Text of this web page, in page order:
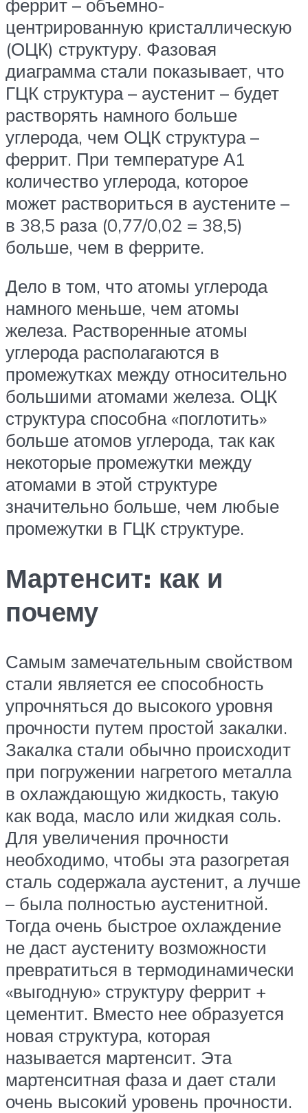
феррит – объемно-
центрированную кристаллическую
(ОЦК) структуру. Фазовая
диаграмма стали показывает, что
ГЦК структура – аустенит – будет
растворять намного больше
углерода, чем ОЦК структура –
феррит. При температуре А1
количество углерода, которое
может раствориться в аустените –
в 38,5 раза (0,77/0,02 = 38,5)
больше, чем в феррите.
Дело в том, что атомы углерода
намного меньше, чем атомы
железа. Растворенные атомы
углерода располагаются в
промежутках между относительно
большими атомами железа. ОЦК
структура способна «поглотить»
больше атомов углерода, так как
некоторые промежутки между
атомами в этой структуре
значительно больше, чем любые
промежутки в ГЦК структуре.
Мартенсит: как и
почему
Самым замечательным свойством
стали является ее способность
упрочняться до высокого уровня
прочности путем простой закалки.
Закалка стали обычно происходит
при погружении нагретого металла
в охлаждающую жидкость, такую
как вода, масло или жидкая соль.
Для увеличения прочности
необходимо, чтобы эта разогретая
сталь содержала аустенит, а лучше
– была полностью аустенитной.
Тогда очень быстрое охлаждение
не даст аустениту возможности
превратиться в термодинамически
«выгодную» структуру феррит +
цементит. Вместо нее образуется
новая структура, которая
называется мартенсит. Эта
мартенситная фаза и дает стали
очень высокий уровень прочности.